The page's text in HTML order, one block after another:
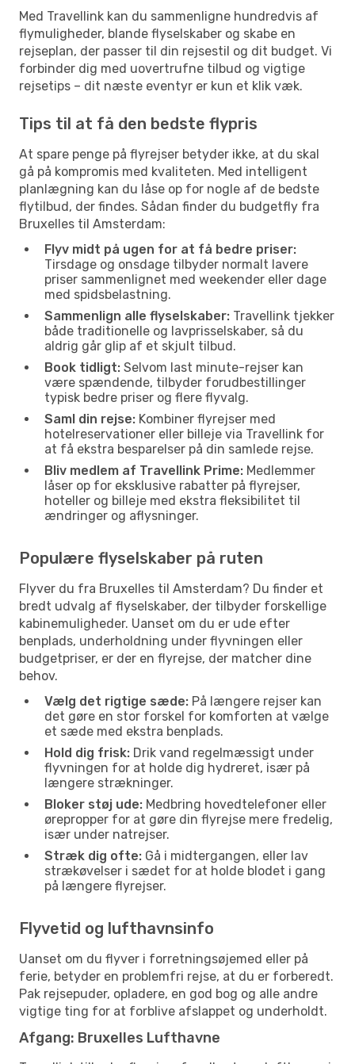
Med Travellink kan du sammenligne hundredvis af
flymuligheder, blande flyselskaber og skabe en
rejseplan, der passer til din rejsestil og dit budget. Vi
forbinder dig med uovertrufne tilbud og vigtige
rejsetips – dit næste eventyr er kun et klik væk.
Tips til at få den bedste flypris
At spare penge på flyrejser betyder ikke, at du skal
gå på kompromis med kvaliteten. Med intelligent
planlægning kan du låse op for nogle af de bedste
flytilbud, der findes. Sådan finder du budgetfly fra
Bruxelles til Amsterdam:
Flyv midt på ugen for at få bedre priser:
Tirsdage og onsdage tilbyder normalt lavere
priser sammenlignet med weekender eller dage
med spidsbelastning.
Sammenlign alle flyselskaber: Travellink tjekker
både traditionelle og lavprisselskaber, så du
aldrig går glip af et skjult tilbud.
Book tidligt: Selvom last minute-rejser kan
være spændende, tilbyder forudbestillinger
typisk bedre priser og flere flyvalg.
Saml din rejse: Kombiner flyrejser med
hotelreservationer eller billeje via Travellink for
at få ekstra besparelser på din samlede rejse.
Bliv medlem af Travellink Prime: Medlemmer
låser op for eksklusive rabatter på flyrejser,
hoteller og billeje med ekstra fleksibilitet til
ændringer og aflysninger.
Populære flyselskaber på ruten
Flyver du fra Bruxelles til Amsterdam? Du finder et
bredt udvalg af flyselskaber, der tilbyder forskellige
kabinemuligheder. Uanset om du er ude efter
benplads, underholdning under flyvningen eller
budgetpriser, er der en flyrejse, der matcher dine
behov.
Vælg det rigtige sæde: På længere rejser kan
det gøre en stor forskel for komforten at vælge
et sæde med ekstra benplads.
Hold dig frisk: Drik vand regelmæssigt under
flyvningen for at holde dig hydreret, især på
længere strækninger.
Bloker støj ude: Medbring hovedtelefoner eller
ørepropper for at gøre din flyrejse mere fredelig,
især under natrejser.
Stræk dig ofte: Gå i midtergangen, eller lav
strækøvelser i sædet for at holde blodet i gang
på længere flyrejser.
Flyvetid og lufthavnsinfo
Uanset om du flyver i forretningsøjemed eller på
ferie, betyder en problemfri rejse, at du er forberedt.
Pak rejsepuder, opladere, en god bog og alle andre
vigtige ting for at forblive afslappet og underholdt.
Afgang: Bruxelles Lufthavne